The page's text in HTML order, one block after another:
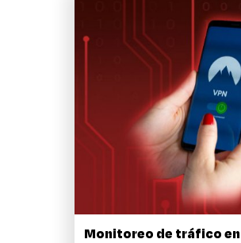
Monitoreo de tráfico en